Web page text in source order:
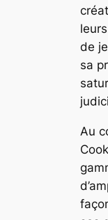
de
sa
Au